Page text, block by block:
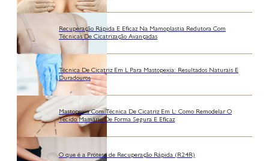
Recuperação Rápida E Eficaz Na Mamoplastia Redutora Com
Técnicas De Cicatrização Avançadas
Técnica De Cicatriz Em L Para Mastopexia: Resultados Naturais E
Duradouros
Mastopexia Com Técnica De Cicatriz Em L: Como Remodelar O
Tecido Mamário De Forma Segura E Eficaz
O que é a Prótese de Recuperação Rápida (R24R)